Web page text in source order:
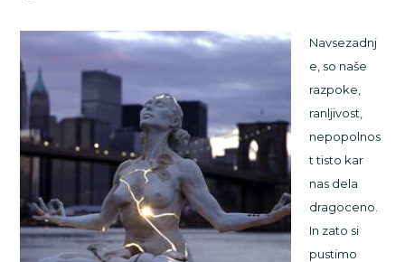
Navsezadnj
e, so naše
razpoke,
ranljivost,
nepopolnos
t tisto kar
nas dela
dragoceno.
In zato si
pustimo